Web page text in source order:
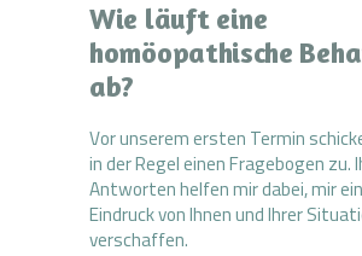
Wie läuft eine
homöopathische
ab?
Vor unserem ersten Termin
in der Regel einen Fragebogen zu.
Antworten helfen mir dabei, mir
Eindruck von Ihnen und Ihrer
verschaffen.